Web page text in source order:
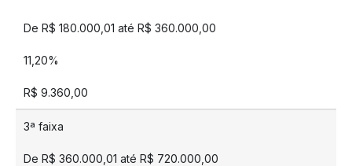
De R$ 180.000,01 até R$ 360.000,00
11,20%
R$ 9.360,00
3ª faixa
De R$ 360.000,01 até R$ 720.000,00